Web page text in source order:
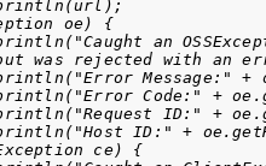
oe) {
an
was rejected with an
Message:" +
Code:" +
ID:" +
ID:" +
ce) {